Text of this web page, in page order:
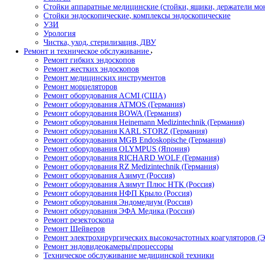
Стойки аппаратные медицинские (стойки, ящики, держатели
Стойки эндоскопические, комплексы эндоскопические
УЗИ
Урология
Чистка, уход, стерилизация, ДВУ
Ремонт и техническое обслуживание
Ремонт гибких эндоскопов
Ремонт жестких эндоскопов
Ремонт медицинских инструментов
Ремонт морцеляторов
Ремонт оборудования ACMI (США)
Ремонт оборудования ATMOS (Германия)
Ремонт оборудования BOWA (Германия)
Ремонт оборудования Heinemann Medizintechnik (Германия)
Ремонт оборудования KARL STORZ (Германия)
Ремонт оборудования MGB Endoskopische (Германия)
Ремонт оборудования OLYMPUS (Япония)
Ремонт оборудования RICHARD WOLF (Германия)
Ремонт оборудования RZ Medizintechnik (Германия)
Ремонт оборудования Азимут (Россия)
Ремонт оборудования Азимут Плюс НТК (Россия)
Ремонт оборудования НФП Крыло (Россия)
Ремонт оборудования Эндомедиум (Россия)
Ремонт оборудования ЭФА Медика (Россия)
Ремонт резектоскопа
Ремонт Шейверов
Ремонт электрохирургических высокочастотных коагуляторов
Ремонт эндовидеокамеры\процессоры
Техническое обслуживание медицинской техники